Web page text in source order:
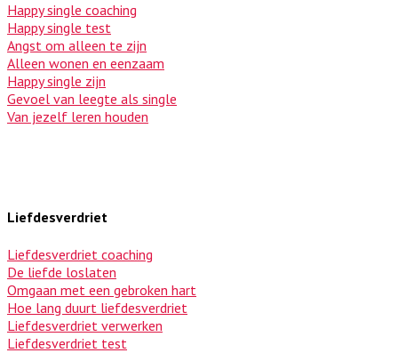
Happy single coaching
Happy single test
Angst om alleen te zijn
Alleen wonen en eenzaam
Happy single zijn
Gevoel van leegte als single
Van jezelf leren houden
Liefdesverdriet
Liefdesverdriet coaching
De liefde loslaten
Omgaan met een gebroken hart
Hoe lang duurt liefdesverdriet
Liefdesverdriet verwerken
Liefdesverdriet test